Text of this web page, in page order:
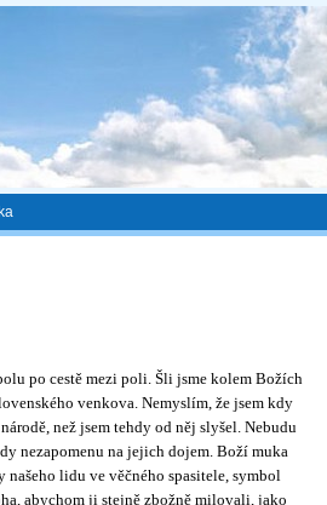
po cestě mezi poli. Šli jsme kolem Božích
venkova. Nemyslím, že jsem kdy
než jsem tehdy od něj slyšel. Nebudu
nezapomenu na jejich dojem. Boží muka
lidu ve věčného spasitele, symbol
abychom ji stejně zbožně milovali, jako